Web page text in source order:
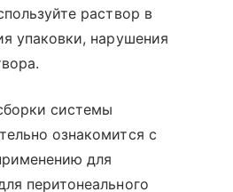
раствор в
упаковки, нарушения
системы
ознакомится с
для
перитонеального